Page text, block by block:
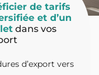
de tarifs
et d’un
dans vos
d’export vers